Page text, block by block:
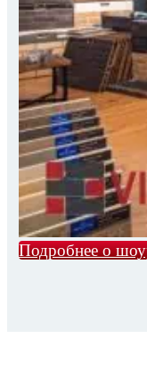
Подробнее о